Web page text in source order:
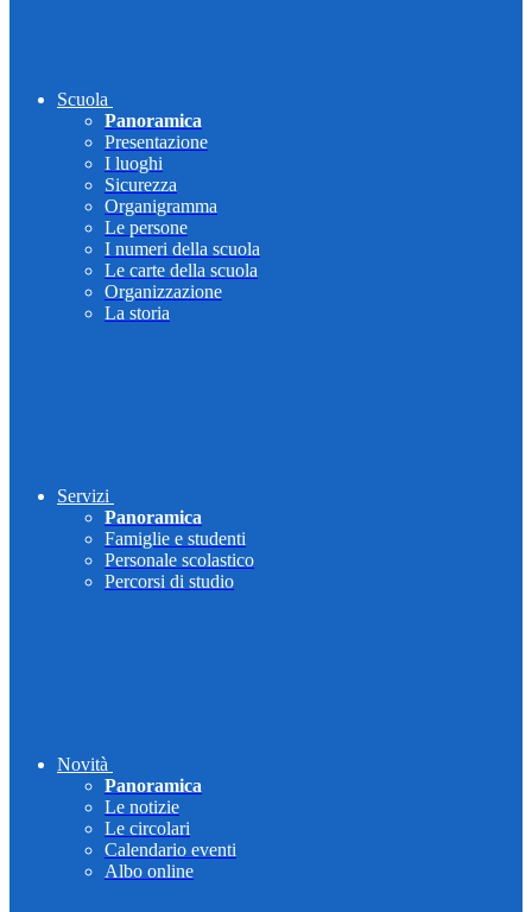
Scuola
Panoramica
Presentazione
I luoghi
Sicurezza
Organigramma
Le persone
I numeri della scuola
Le carte della scuola
Organizzazione
La storia
Servizi
Panoramica
Famiglie e studenti
Personale scolastico
Percorsi di studio
Novità
Panoramica
Le notizie
Le circolari
Calendario eventi
Albo online